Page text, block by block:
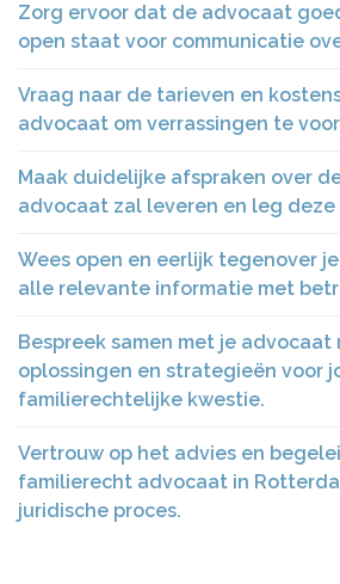
Zorg ervoor dat de advocaat
open staat voor communicatie
Vraag naar de tarieven en
advocaat om verrassingen te
Maak duidelijke afspraken over
advocaat zal leveren en leg
Wees open en eerlijk tegenover
alle relevante informatie met
Bespreek samen met je advocaat
oplossingen en strategieën voor
familierechtelijke kwestie.
Vertrouw op het advies en
familierecht advocaat in
juridische proces.